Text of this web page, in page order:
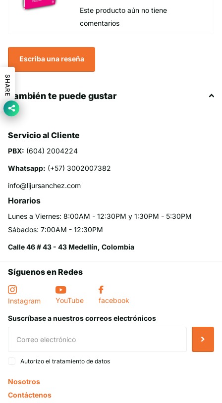
Este producto aún no tiene
comentarios
Escriba una reseña
También te puede gustar
Servicio al Cliente
PBX: (604) 2004224
Whatsapp: (+57) 3002007382
info@lijursanchez.com
Horarios
Lunes a Viernes: 8:00AM - 12:30PM y 1:30PM - 5:30PM
Sábados: 7:00AM - 12:30PM
Calle 46 # 43 - 43 Medellín, Colombia
Síguenos en Redes
Instagram YouTube facebook
Suscríbase a nuestros correos electrónicos
Autorizo el tratamiento de datos
Nosotros
Contáctenos
SHARE